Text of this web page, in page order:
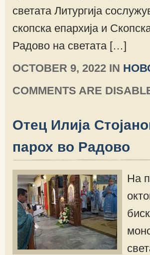
светата Литургија
скопска епархија и
Радово на светата […]
OCTOBER 9, 2022 IN
COMMENTS ARE
Отец Илија
парох во Радово
На